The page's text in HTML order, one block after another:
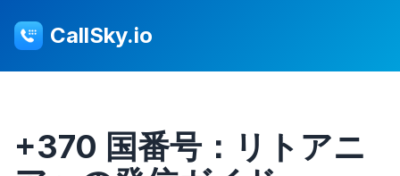
CallSky.io
+370 国番号：リトアニ